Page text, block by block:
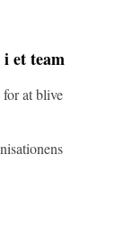
et team
at blive